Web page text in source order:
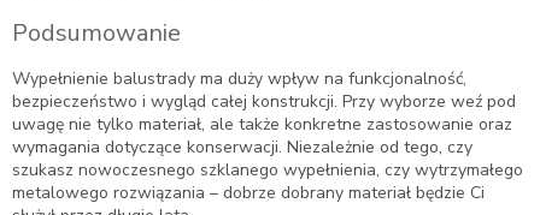
Podsumowanie
Wypełnienie balustrady ma duży wpływ na funkcjonalność,
bezpieczeństwo i wygląd całej konstrukcji. Przy wyborze weź pod
uwagę nie tylko materiał, ale także konkretne zastosowanie oraz
wymagania dotyczące konserwacji. Niezależnie od tego, czy
szukasz nowoczesnego szklanego wypełnienia, czy wytrzymałego
metalowego rozwiązania – dobrze dobrany materiał będzie Ci